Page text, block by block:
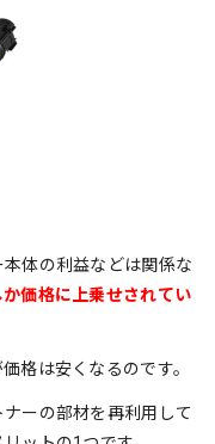
体の利益などは関係な
価格に上乗せされてい
格は安くなるのです。
ーの部材を再利用して